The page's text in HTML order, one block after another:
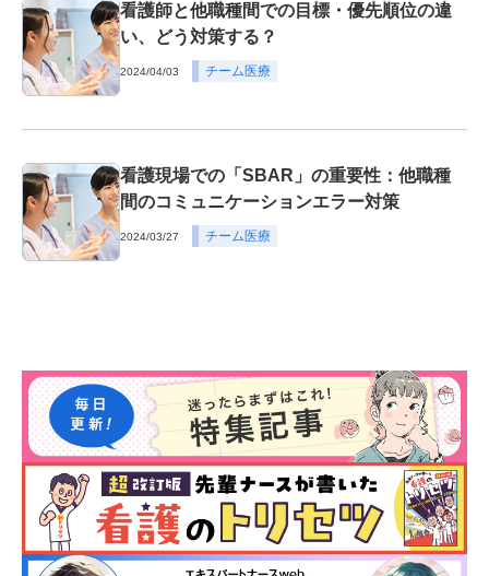
看護師と他職種間での目標・優先順位の違
い、どう対策する？
2024/04/03 チーム医療
看護現場での「SBAR」の重要性：他職種
間のコミュニケーションエラー対策
2024/03/27 チーム医療